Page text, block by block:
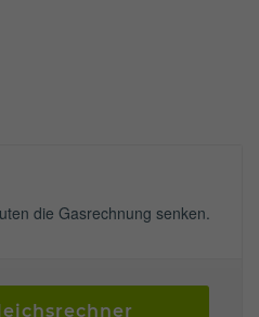
die Gasrechnung senken.